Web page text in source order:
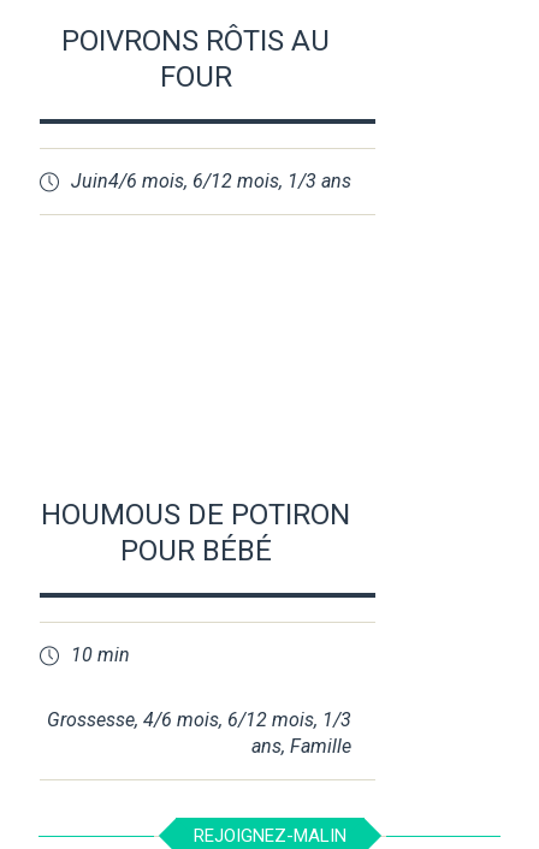
POIVRONS RÔTIS AU
FOUR
Juin4/6 mois, 6/12 mois, 1/3 ans
HOUMOUS DE POTIRON
POUR BÉBÉ
10 min
Grossesse,4/6 mois, 6/12 mois, 1/3
ans,Famille
REJOIGNEZ-MALIN